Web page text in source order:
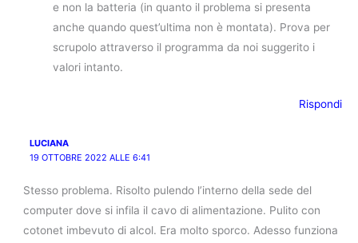
e non la batteria (in quanto il problema si presenta
anche quando quest’ultima non è montata). Prova per
scrupolo attraverso il programma da noi suggerito i
valori intanto.
Rispondi
LUCIANA
19 OTTOBRE 2022 ALLE 6:41
Stesso problema. Risolto pulendo l’interno della sede del
computer dove si infila il cavo di alimentazione. Pulito con
cotonet imbevuto di alcol. Era molto sporco. Adesso funziona